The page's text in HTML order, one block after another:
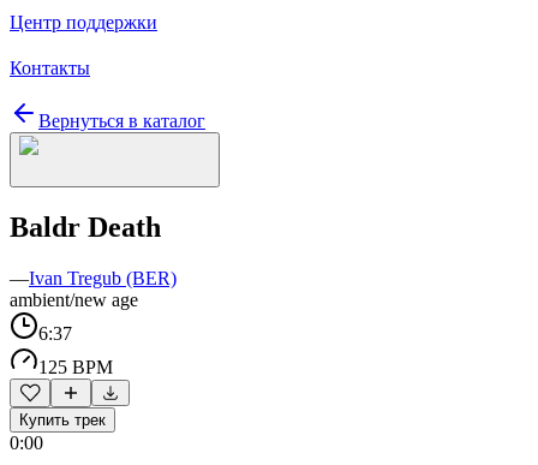
Центр поддержки
Контакты
Вернуться в каталог
Baldr Death
—Ivan Tregub (BER)
ambient/new age
6:37
125 BPM
Купить трек
0:00